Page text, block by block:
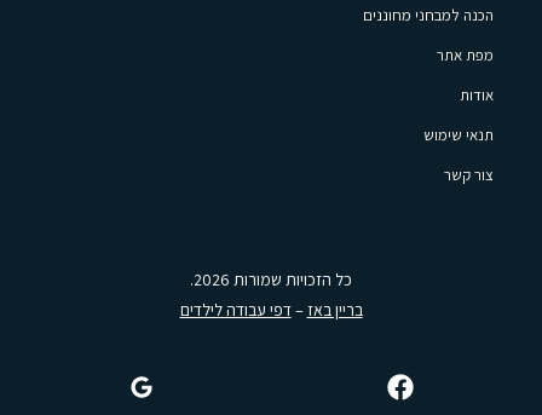
הכנה למבחני מחוננים
מפת אתר
אודות
תנאי שימוש
צור קשר
כל הזכויות שמורות 2026.
בריין באז–דפי עבודה לילדים